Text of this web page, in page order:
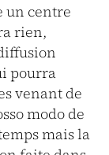
un centre
rien,
pourra
venant de
modo de
mais la